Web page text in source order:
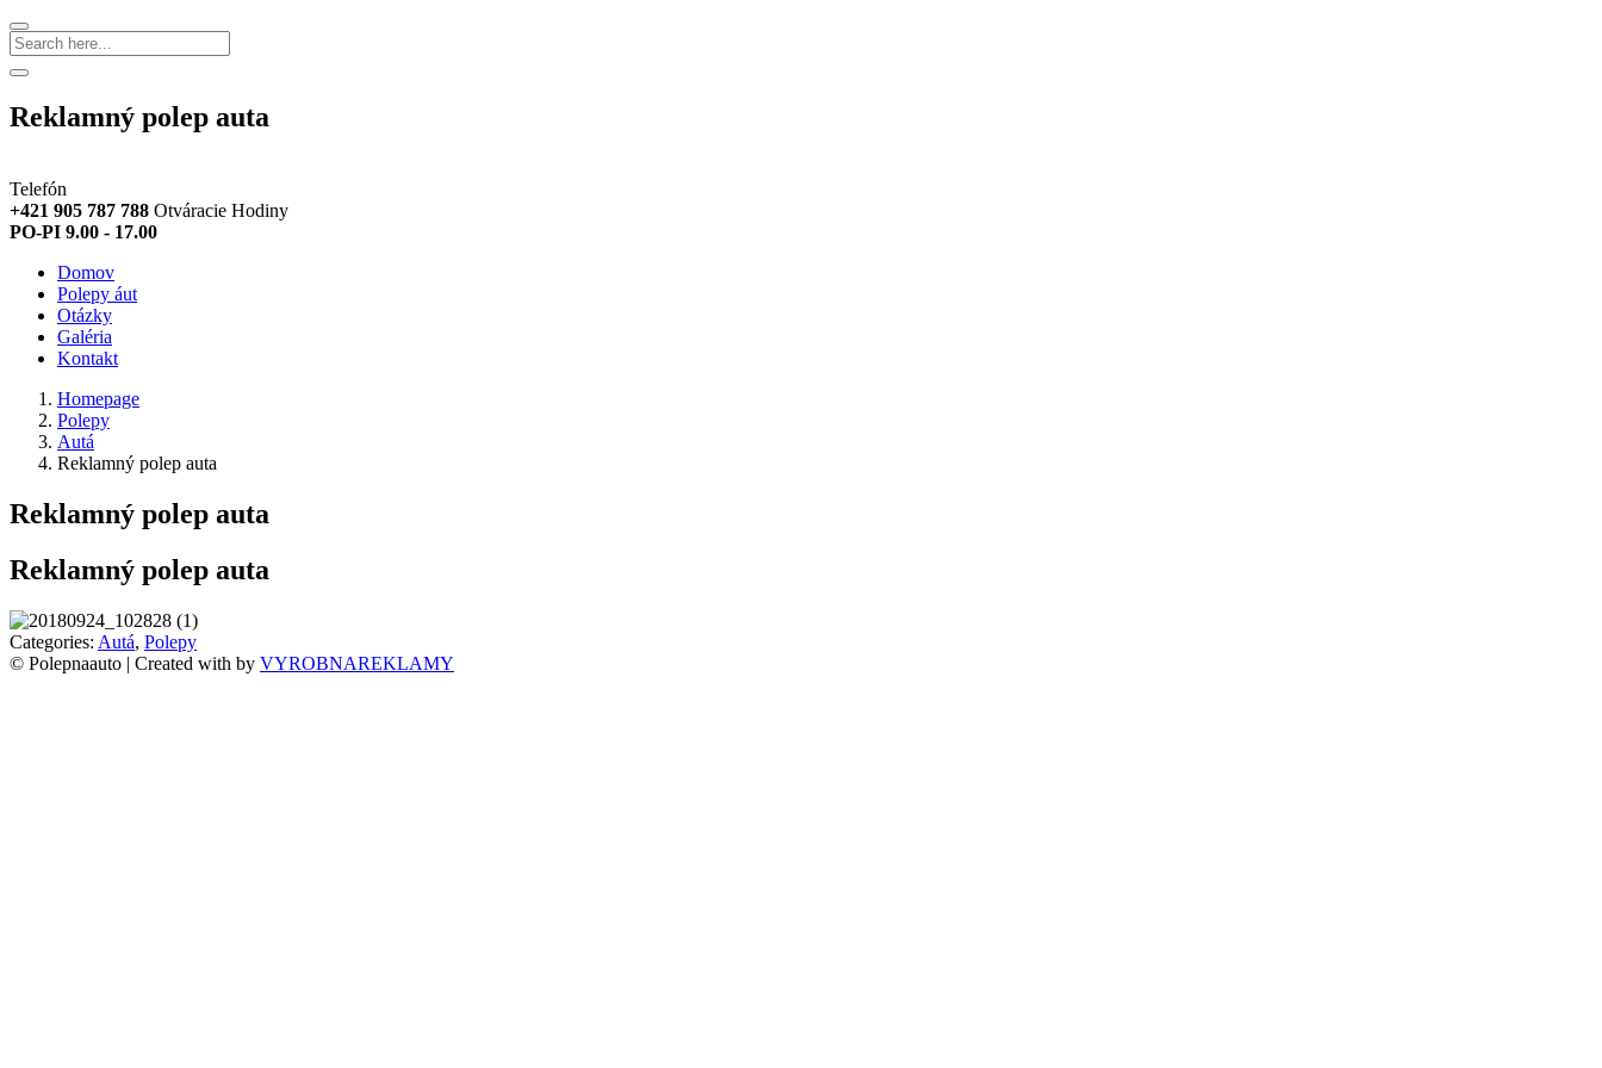
Search
Reklamný polep auta
Telefón
+421 905 787 788 Otváracie Hodiny
PO-PI 9.00 - 17.00
Domov
Polepy áut
Otázky
Galéria
Kontakt
Homepage
Polepy
Autá
Reklamný polep auta
Reklamný polep auta
Reklamný polep auta
Categories: Autá, Polepy
© Polepnaauto | Created with by VYROBNAREKLAMY